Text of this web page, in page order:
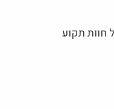
חוות תקוע